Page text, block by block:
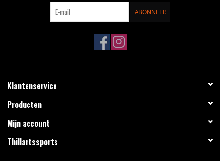
ABONNEER
Klantenservice
Producten
Mijn account
Thillartssports